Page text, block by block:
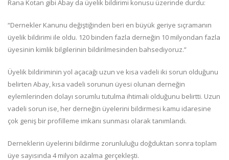
Rana Kotan gibi Abay da üyelik bildirimi konusu üzerinde durdu:
“Dernekler Kanunu değiştiğinden beri en büyük geriye sıçramanın
üyelik bildirimi ile oldu. 120 binden fazla derneğin 10 milyondan fazla
üyesinin kimlik bilgilerinin bildirilmesinden bahsediyoruz.”
Üyelik bildiriminin yol açacağı uzun ve kısa vadeli iki sorun olduğunu
belirten Abay, kısa vadeli sorunun üyesi olunan derneğin
eylemlerinden dolayı sorumlu tutulma ihtimali olduğunu belirtti. Uzun
vadeli sorun ise, her derneğin üyelerini bildirmesi kamu idaresine
çok geniş bir profilleme imkanı sunması olarak tanımlandı.
Derneklerin üyelerini bildirme zorunluluğu doğduktan sonra toplam
üye sayısında 4 milyon azalma gerçekleşti.